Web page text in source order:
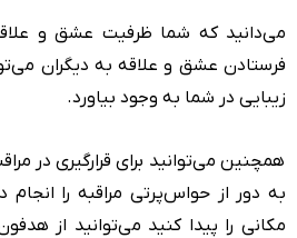
می‌دانید که شما ظرفیت عشق و
فرستادن عشق و علاقه به دیگران
زیبایی در شما به وجود بیاورد.
همچنین می‌توانید برای قرارگیری در
به دور از حواس‌پرتی مراقبه را انجام
مکانی را پیدا کنید می‌توانید از